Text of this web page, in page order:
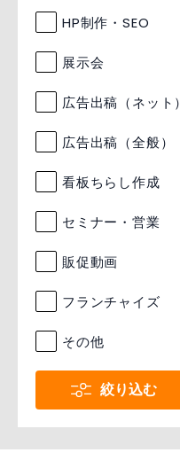
HP制作・SEO
展示会
広告出稿（ネット）
広告出稿（全般）
看板ちらし作成
セミナー・営業
販促動画
フランチャイズ
その他
絞り込む